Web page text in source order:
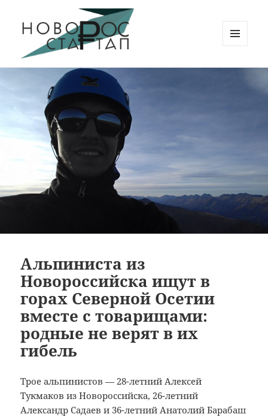
Новорос Стартап
ВИДЖЕТЫ
Альпиниста из
Новороссийска ищут в
горах Северной Осетии
вместе с товарищами:
родные не верят в их
гибель
Трое альпинистов — 28-летний Алексей
Тукмаков из Новороссийска, 26-летний
Александр Садаев и 36-летний Анатолий Барабаш